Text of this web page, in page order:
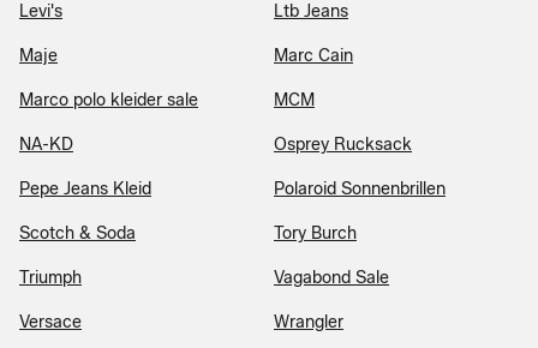
Levi's Ltb Jeans
Maje Marc Cain
Marco polo kleider sale MCM
NA-KD Osprey Rucksack
Pepe Jeans Kleid Polaroid Sonnenbrillen
Scotch & Soda Tory Burch
Triumph Vagabond Sale
Versace Wrangler